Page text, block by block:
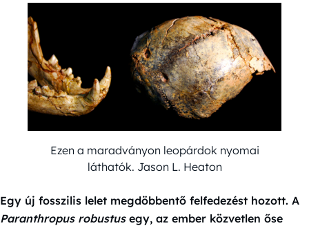
Ezen a maradványon leopárdok nyomai
láthatók. Jason L. Heaton
Egy új fosszilis lelet megdöbbentő felfedezést hozott. A
Paranthropus robustusegy, az ember közvetlen őse